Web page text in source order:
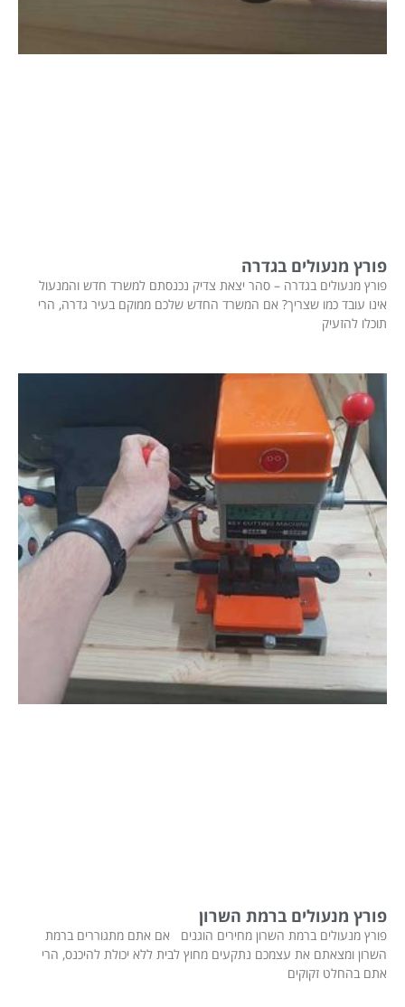
פורץ מנעולים בגדרה
פורץ מנעולים בגדרה – סהר יצאת צדיק נכנסתם למשרד חדש והמנעול
אינו עובד כמו שצריך? אם המשרד החדש שלכם ממוקם בעיר גדרה, הרי
תוכלו להזעיק
פורץ מנעולים ברמת השרון
פורץ מנעולים ברמת השרון מחירים הוגנים אם אתם מתגוררים ברמת
השרון ומצאתם את עצמכם נתקעים מחוץ לבית ללא יכולת להיכנס, הרי
אתם בהחלט זקוקים